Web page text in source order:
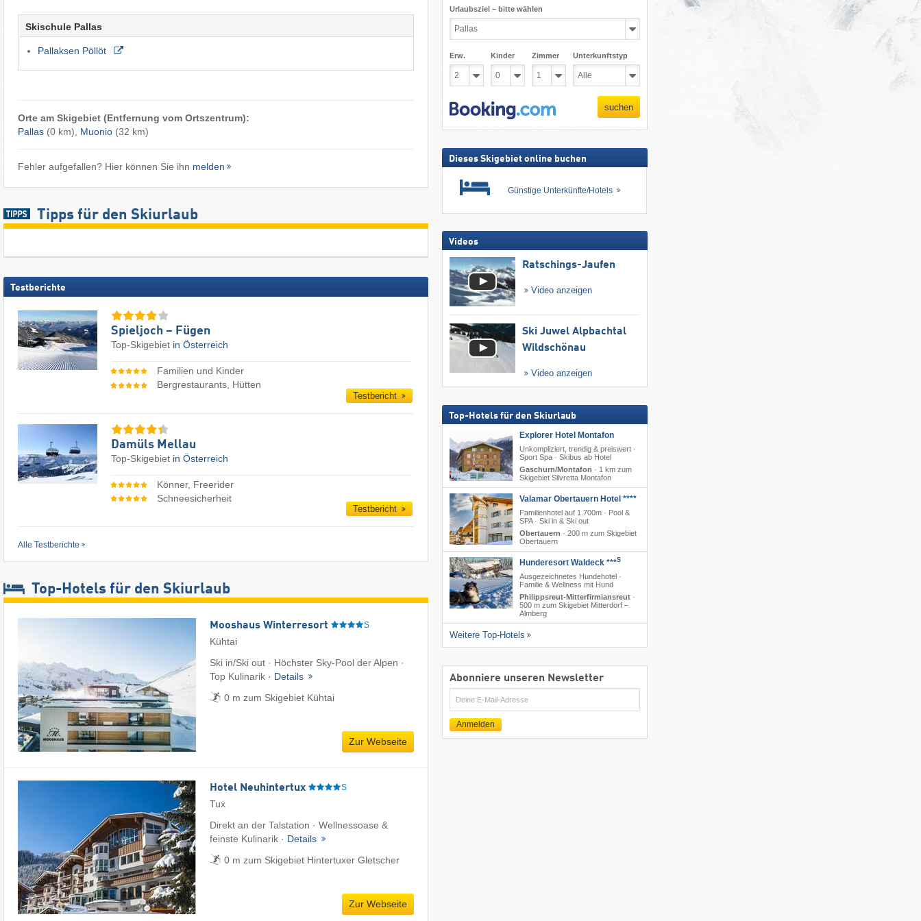
Skischule Pallas
Pallaksen Pöllöt
Orte am Skigebiet (Entfernung vom Ortszentrum):
Pallas(0 km), Muonio(32 km)
Fehler aufgefallen? Hier können Sie ihn melden
Tipps für den Skiurlaub
Testberichte
Spieljoch – Fügen
Top-Skigebiet in Österreich
Familien und Kinder
Bergrestaurants, Hütten
Testbericht
Damüls Mellau
Top-Skigebiet in Österreich
Könner, Freerider
Schneesicherheit
Testbericht
Alle Testberichte
Top-Hotels für den Skiurlaub
Mooshaus Winterresort S
Kühtai
Ski in/Ski out · Höchster Sky-Pool der Alpen ·
Top Kulinarik · Details
0 m zum Skigebiet Kühtai
Zur Webseite
Hotel Neuhintertux S
Tux
Direkt an der Talstation · Wellnessoase &
feinste Kulinarik · Details
0 m zum Skigebiet Hintertuxer Gletscher
Zur Webseite
Urlaubsziel – bitte wählen
Erw. Kinder Zimmer Unterkunftstyp
suchen
Dieses Skigebiet online buchen
Günstige Unterkünfte/Hotels
Videos
Ratschings-Jaufen
Video anzeigen
Ski Juwel Alpbachtal
Wildschönau
Video anzeigen
Top-Hotels für den Skiurlaub
Explorer Hotel Montafon
Unkompliziert, trendig & preiswert ·
Sport Spa · Skibus ab Hotel
Gaschurn/Montafon · 1 km zum
Skigebiet Silvretta Montafon
Valamar Obertauern Hotel ****
Familienhotel auf 1.700m · Pool &
SPA · Ski in & Ski out
Obertauern · 200 m zum Skigebiet
Obertauern
Hunderesort Waldeck ***S
Ausgezeichnetes Hundehotel ·
Familie & Wellness mit Hund
Philippsreut-Mitterfirmiansreut·
500 m zum Skigebiet Mitterdorf –
Almberg
Weitere Top-Hotels
Abonniere unseren Newsletter
E-
Mail
Anmelden